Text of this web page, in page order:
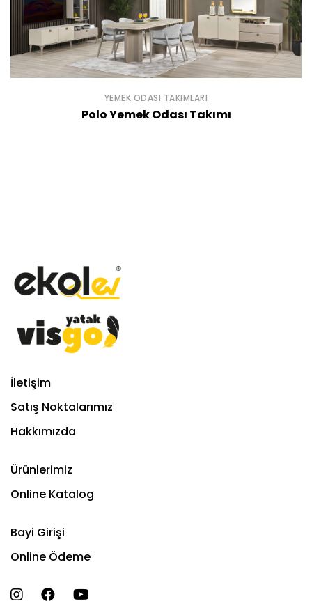
YEMEK ODASI TAKIMLARI
Polo Yemek Odası Takımı
İletişim
Satış Noktalarımız
Hakkımızda
Ürünlerimiz
Online Katalog
Bayi Girişi
Online Ödeme